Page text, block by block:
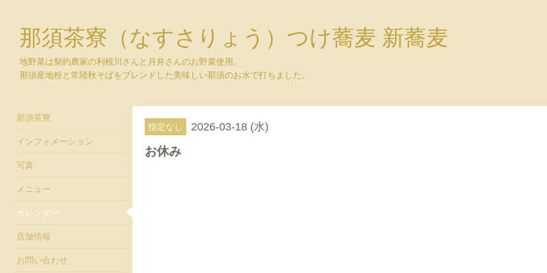
那須茶寮（なすさりょう）つけ蕎麦 新蕎麦
地野菜は契約農家の利根川さんと月井さんのお野菜使用。
那須産地粉と常陸秋そばをブレンドした美味しい那須のお水で打ちました。
指定なし 2026-03-18 (水)
お休み
那須茶寮
インフォメーション
写真
メニュー
カレンダー
店舗情報
お問い合わせ